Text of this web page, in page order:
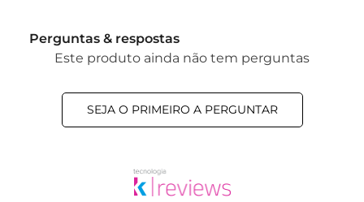
Perguntas & respostas
Este produto ainda não tem perguntas
SEJA O PRIMEIRO A PERGUNTAR